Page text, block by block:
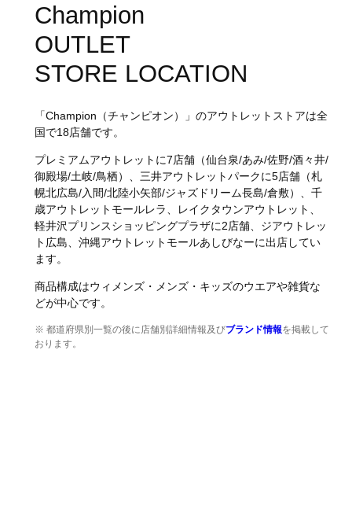
Champion
OUTLET
STORE LOCATION
「Champion（チャンピオン）」のアウトレットストアは全
国で18店舗です。
プレミアムアウトレットに7店舗（仙台泉/あみ/佐野/酒々井/
御殿場/土岐/鳥栖）、三井アウトレットパークに5店舗（札
幌北広島/入間/北陸小矢部/ジャズドリーム長島/倉敷）、千
歳アウトレットモールレラ、レイクタウンアウトレット、
軽井沢プリンスショッピングプラザに2店舗、ジアウトレッ
ト広島、沖縄アウトレットモールあしびなーに出店してい
ます。
商品構成はウィメンズ・メンズ・キッズのウエアや雑貨な
どが中心です。
※ 都道府県別一覧の後に店舗別詳細情報及びブランド情報を掲載して
おります。